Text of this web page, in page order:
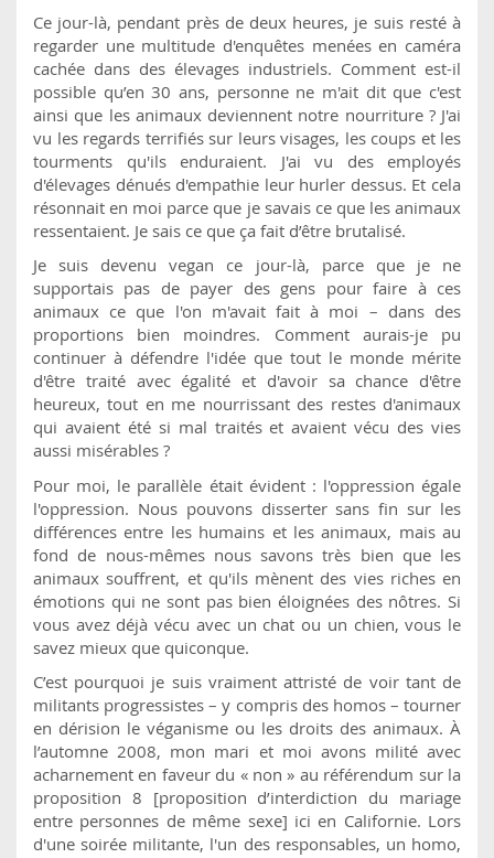
Ce jour-là, pendant près de deux heures, je suis resté à
regarder une multitude d'enquêtes menées en caméra
cachée dans des élevages industriels. Comment est-il
possible qu’en 30 ans, personne ne m'ait dit que c'est
ainsi que les animaux deviennent notre nourriture ? J'ai
vu les regards terrifiés sur leurs visages, les coups et les
tourments qu'ils enduraient. J'ai vu des employés
d'élevages dénués d'empathie leur hurler dessus. Et cela
résonnait en moi parce que je savais ce que les animaux
ressentaient. Je sais ce que ça fait d’être brutalisé.
Je suis devenu vegan ce jour-là, parce que je ne
supportais pas de payer des gens pour faire à ces
animaux ce que l'on m'avait fait à moi – dans des
proportions bien moindres. Comment aurais-je pu
continuer à défendre l'idée que tout le monde mérite
d'être traité avec égalité et d'avoir sa chance d'être
heureux, tout en me nourrissant des restes d'animaux
qui avaient été si mal traités et avaient vécu des vies
aussi misérables ?
Pour moi, le parallèle était évident : l'oppression égale
l'oppression. Nous pouvons disserter sans fin sur les
différences entre les humains et les animaux, mais au
fond de nous-mêmes nous savons très bien que les
animaux souffrent, et qu'ils mènent des vies riches en
émotions qui ne sont pas bien éloignées des nôtres. Si
vous avez déjà vécu avec un chat ou un chien, vous le
savez mieux que quiconque.
C’est pourquoi je suis vraiment attristé de voir tant de
militants progressistes – y compris des homos – tourner
en dérision le véganisme ou les droits des animaux. À
l’automne 2008, mon mari et moi avons milité avec
acharnement en faveur du « non » au référendum sur la
proposition 8 [proposition d’interdiction du mariage
entre personnes de même sexe] ici en Californie. Lors
d'une soirée militante, l'un des responsables, un homo,